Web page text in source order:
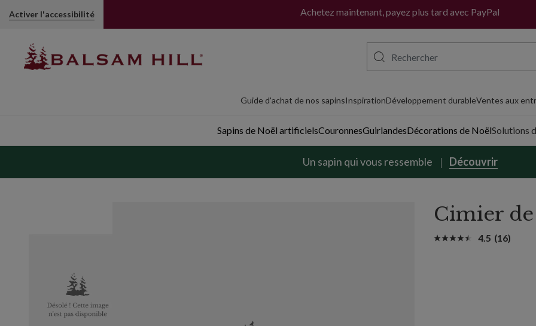
Activer l'accessibilité Achetez maintenant, payez plus tard avec PayPal
Guide d'achat de nos sapinsInspirationDéveloppement durableVentes aux
Sapins de Noël artificielsCouronnesGuirlandesDécorations de NoëlSolutions
Un sapin qui vous ressemble Découvrir
Cimier
4.5 (16)